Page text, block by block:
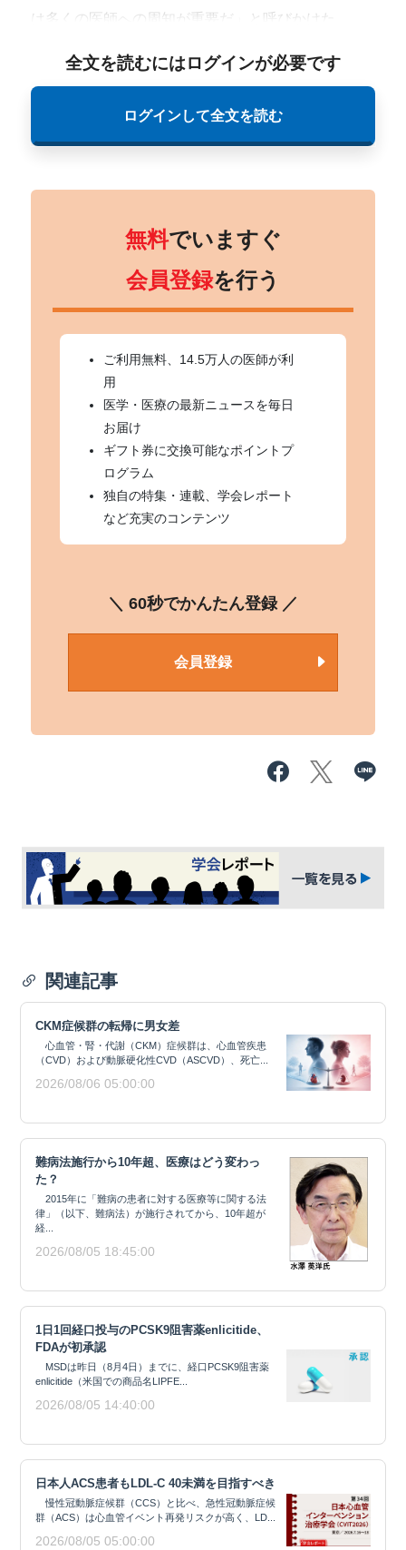
は多くの医師への周知が重要だ」と呼びかけた。
全文を読むにはログインが必要です
ログインして全文を読む
無料でいますぐ
会員登録を行う
ご利用無料、14.5万人の医師が利
用
医学・医療の最新ニュースを毎日
お届け
ギフト券に交換可能なポイントプ
ログラム
独自の特集・連載、学会レポート
など充実のコンテンツ
＼ 60秒でかんたん登録 ／
会員登録
関連記事
CKM症候群の転帰に男女差
心血管・腎・代謝（CKM）症候群は、心血管疾患
（CVD）および動脈硬化性CVD（ASCVD）、死亡...
2026/08/06 05:00:00
難病法施行から10年超、医療はどう変わっ
た？
2015年に「難病の患者に対する医療等に関する法
律」（以下、難病法）が施行されてから、10年超が
経...
2026/08/05 18:45:00
1日1回経口投与のPCSK9阻害薬enlicitide、
FDAが初承認
MSDは昨日（8月4日）までに、経口PCSK9阻害薬
enlicitide（米国での商品名LIPFE...
2026/08/05 14:40:00
日本人ACS患者もLDL-C 40未満を目指すべき
慢性冠動脈症候群（CCS）と比べ、急性冠動脈症候
群（ACS）は心血管イベント再発リスクが高く、LD...
2026/08/05 05:00:00